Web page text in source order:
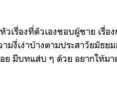
เรื่องที่ตัวเองชอบผู้ชาย เรื่อง
เง่าบ้างตามประสาวัยมัธยม
มีบทแส่บ ๆ ด้วย อยากให้มา